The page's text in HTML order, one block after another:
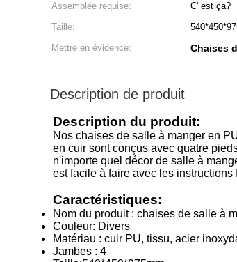
Assemblée requise:
C' est ça?
Taille:
Mettre en évidence:
Chaises
Description de produit
Description du produit:
Nos chaises de salle à manger en
en cuir sont conçus avec quatre
n'importe quel décor de salle à
est facile à faire avec les
Caractéristiques:
Nom du produit : chaises de salle à
Couleur: Divers
Matériau : cuir PU, tissu, acier
Jambes : 4